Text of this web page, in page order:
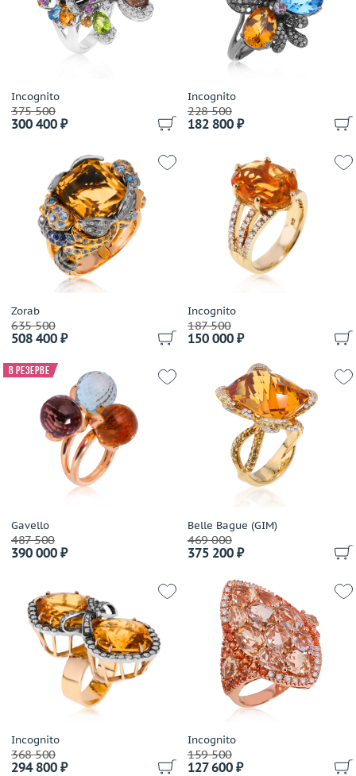
Испания
Теги
Выбрано:
всё
Incognito
375 500
300 400 ₽
Incognito
228 500
182 800 ₽
Zorab
635 500
508 400 ₽
Incognito
187 500
150 000 ₽
Gavello
487 500
390 000 ₽
В резерве
Belle Bague (GIM)
469 000
375 200 ₽
Incognito
368 500
294 800 ₽
Incognito
159 500
127 600 ₽